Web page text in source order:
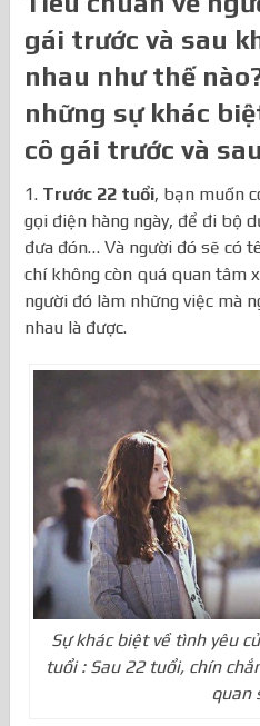
gái trước và sau
nhau như thế
những sự khác
cô gái trước và
1. Trước 22 tuổi, bạn muốn
gọi điện hàng ngày, để đi bộ
đưa đón… Và người đó sẽ có
chí không còn quá quan tâm
người đó làm những việc mà
nhau là được.
Sự khác biệt về tình yêu
tuổi : Sau 22 tuổi, chín
quan